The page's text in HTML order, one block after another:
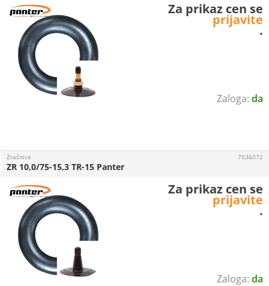
da
Za prikaz cen se
prijavite
.
da
Zračnice
ZR 10,0/75-15,3 TR-15 Panter
7536072
Za prikaz cen se
prijavite
.